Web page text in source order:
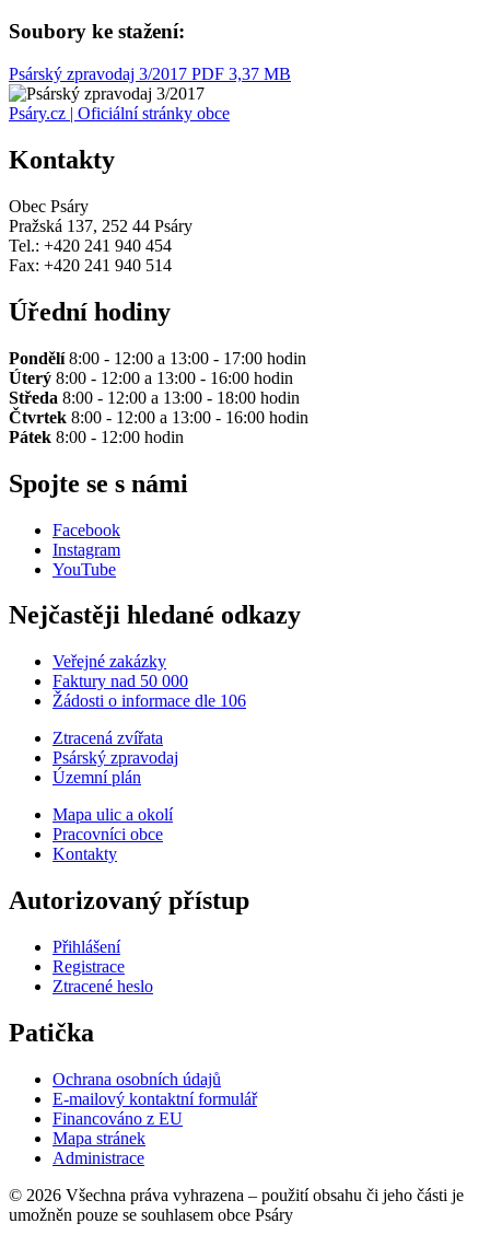
Soubory ke stažení:
Psárský zpravodaj 3/2017 PDF 3,37 MB
Psáry.cz | Oficiální stránky obce
Kontakty
Obec Psáry
Pražská 137, 252 44 Psáry
Tel.: +420 241 940 454
Fax: +420 241 940 514
Úřední hodiny
Pondělí8:00 - 12:00 a 13:00 - 17:00 hodin
Úterý 8:00 - 12:00 a 13:00 - 16:00 hodin
Středa 8:00 - 12:00 a 13:00 - 18:00 hodin
Čtvrtek 8:00 - 12:00 a 13:00 - 16:00 hodin
Pátek 8:00 - 12:00 hodin
Spojte se s námi
Facebook
Instagram
YouTube
Nejčastěji hledané odkazy
Veřejné zakázky
Faktury nad 50 000
Žádosti o informace dle 106
Ztracená zvířata
Psárský zpravodaj
Územní plán
Mapa ulic a okolí
Pracovníci obce
Kontakty
Autorizovaný přístup
Přihlášení
Registrace
Ztracené heslo
Patička
Ochrana osobních údajů
E-mailový kontaktní formulář
Financováno z EU
Mapa stránek
Administrace
© 2026 Všechna práva vyhrazena – použití obsahu či jeho části je
umožněn pouze se souhlasem obce Psáry